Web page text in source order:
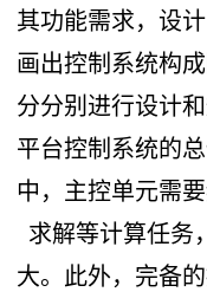
其功能需求，设
画出控制系统构
分分别进行设计
平台控制系统的
中，主控单元需
求解等计算任务
大。此外，完备